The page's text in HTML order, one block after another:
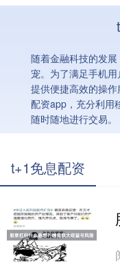
随着金融科技的发
宠。为了满足手机
提供便捷高效的操
配资app，充分利用
随时随地进行交易。
t+1免息配资